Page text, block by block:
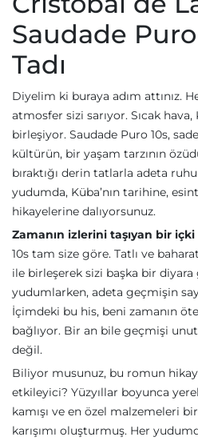
Saudade Puro
Tadı
Diyelim ki buraya adım attınız.
atmosfer sizi sarıyor. Sıcak
birleşiyor. Saudade Puro 10s,
kültürün, bir yaşam tarzının
bıraktığı derin tatlarla adeta
yudumda, Küba’nın tarihine,
hikayelerine dalıyorsunuz.
Zamanın izlerini taşıyan bir içki
10s tam size göre. Tatlı ve
ile birleşerek sizi başka bir
yudumlarken, adeta geçmişin
İçimdeki bu his, beni zamanın
bağlıyor. Bir an bile geçmişi
değil.
Biliyor musunuz, bu romun
etkileyici? Yüzyıllar boyunca
kamışı ve en özel malzemeleri
karışımı oluşturmuş. Her